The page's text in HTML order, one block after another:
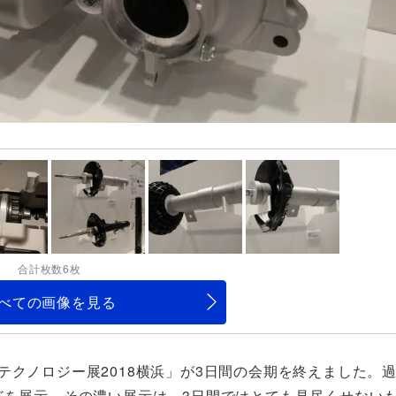
合計枚数6枚
ての画像を見る
ノロジー展2018横浜」が3日間の会期を終えました。